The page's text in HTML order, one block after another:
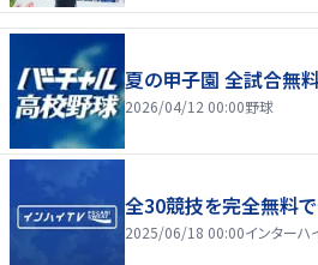
夏の甲子園 全試合無料
2026/04/12 00:00野球
全30競技を完全無料で
2025/06/18 00:00インターハ